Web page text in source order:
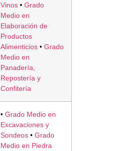
Vinos • Grado
Medio en
Elaboración de
Productos
Alimenticios • Grado
Medio en
Panadería,
Repostería y
Confitería
• Grado Medio en
Excavaciones y
Sondeos • Grado
Medio en Piedra